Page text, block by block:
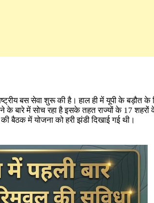
बस सेवा शुरू की है। हाल ही में यूपी के बड़ौत के
में सोच रहा है इसके तहत राज्यों के 17 शहरों
की बैठक में योजना को हरी झंडी दिखाई गई थी।